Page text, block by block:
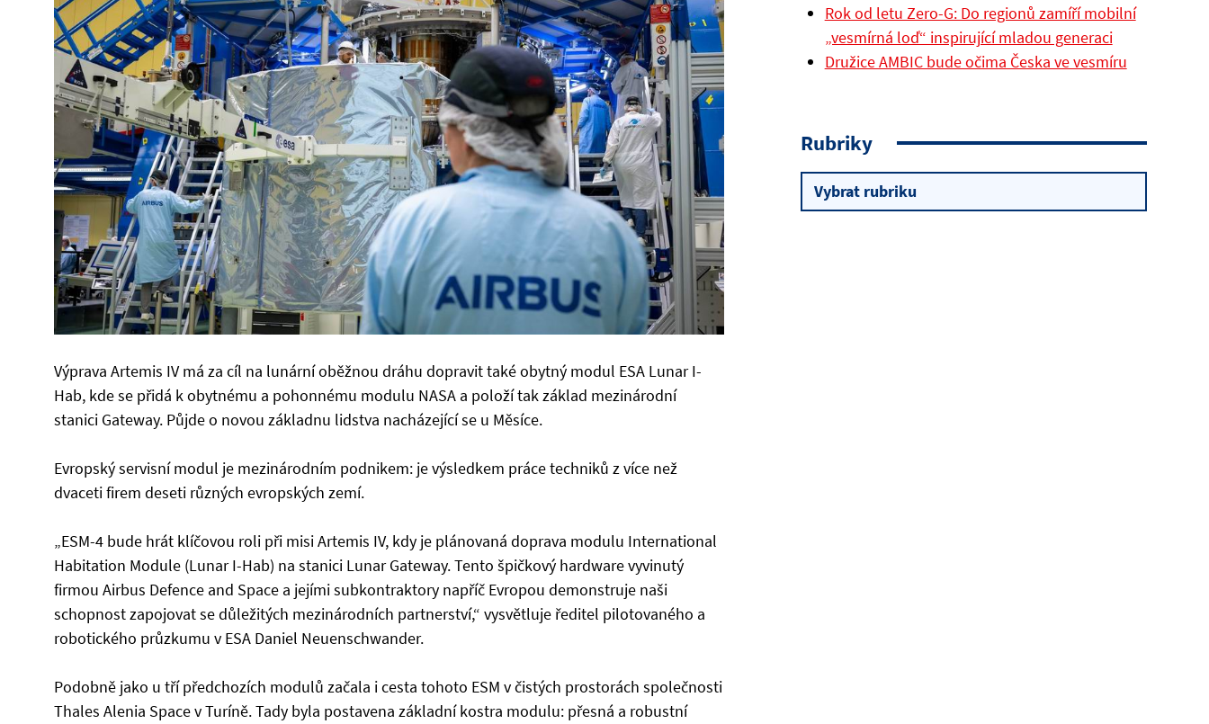
Výprava Artemis IV má za cíl na lunární oběžnou dráhu dopravit také obytný modul ESA Lunar I-
Hab, kde se přidá k obytnému a pohonnému modulu NASA a položí tak základ mezinárodní
stanici Gateway. Půjde o novou základnu lidstva nacházející se u Měsíce.
Evropský servisní modul je mezinárodním podnikem: je výsledkem práce techniků z více než
dvaceti firem deseti různých evropských zemí.
„ESM-4 bude hrát klíčovou roli při misi Artemis IV, kdy je plánovaná doprava modulu International
Habitation Module (Lunar I-Hab) na stanici Lunar Gateway. Tento špičkový hardware vyvinutý
firmou Airbus Defence and Space a jejími subkontraktory napříč Evropou demonstruje naši
schopnost zapojovat se důležitých mezinárodních partnerství,“ vysvětluje ředitel pilotovaného a
robotického průzkumu v ESA Daniel Neuenschwander.
Podobně jako u tří předchozích modulů začala i cesta tohoto ESM v čistých prostorách společnosti
Thales Alenia Space v Turíně. Tady byla postavena základní kostra modulu: přesná a robustní
Rok od letu Zero-G: Do regionů zamíří mobilní
„vesmírná loď“ inspirující mladou generaci
Družice AMBIC bude očima Česka ve vesmíru
Rubriky
Rubriky